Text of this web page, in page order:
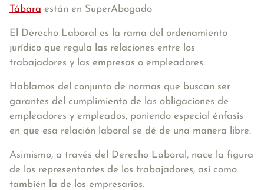
Tábara están en SuperAbogado
El Derecho Laboral es la rama del ordenamiento
jurídico que regula las relaciones entre los
trabajadores y las empresas o empleadores.
Hablamos del conjunto de normas que buscan ser
garantes del cumplimiento de las obligaciones de
empleadores y empleados, poniendo especial énfasis
en que esa relación laboral se dé de una manera libre.
Asimismo, a través del Derecho Laboral, nace la figura
de los representantes de los trabajadores, así como
también la de los empresarios.